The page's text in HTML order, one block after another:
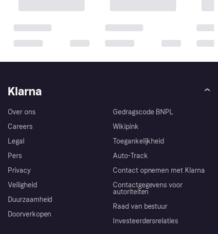
Klarna
Over ons
Careers
Legal
Pers
Privacy
Veiligheid
Duurzaamheid
Doorverkopen
Gedragscode BNPL
Wikipink
Toegankelijkheid
Auto-Track
Contact opnemen met Klarna
Contactgegevens voor
autoriteiten
Raad van bestuur
Investeerdersrelaties